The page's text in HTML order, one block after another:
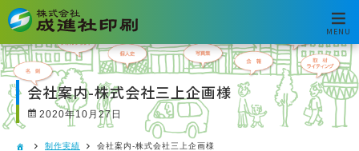
MENU
会社案内-株式会社三上企画様
2020年10月27日
制作実績 会社案内-株式会社三上企画様